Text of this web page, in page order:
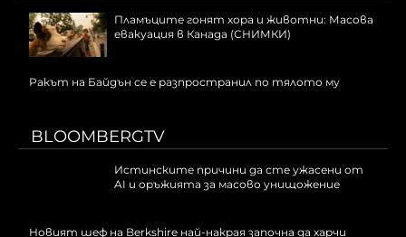
Пламъците гонят хора и животни: Масова
евакуация в Канада (СНИМКИ)
Ракът на Байдън се е разпространил по тялото му
BLOOMBERGTV
Истинските причини да сте ужасени от
AI и оръжията за масово унищожение
Новият шеф на Berkshire най-накрая започна да харчи